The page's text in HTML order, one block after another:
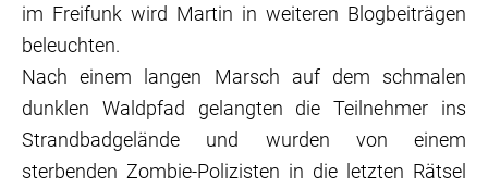
im Freifunk wird Martin in weiteren Blogbeiträgen
beleuchten.
Nach einem langen Marsch auf dem schmalen
dunklen Waldpfad gelangten die Teilnehmer ins
Strandbadgelände und wurden von einem
sterbenden Zombie-Polizisten in die letzten Rätsel